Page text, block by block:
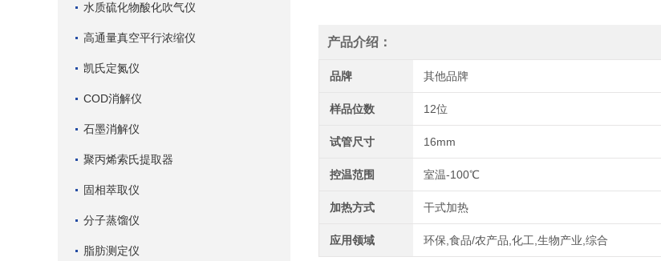
产品介绍：
品牌 其他品牌
样品位数 12位
试管尺寸 16mm
控温范围 室温-100℃
加热方式 干式加热
应用领域 环保,食品/农产品,化工,生物产业,综合
水质硫化物酸化吹气仪
高通量真空平行浓缩仪
凯氏定氮仪
COD消解仪
石墨消解仪
聚丙烯索氏提取器
固相萃取仪
分子蒸馏仪
脂肪测定仪